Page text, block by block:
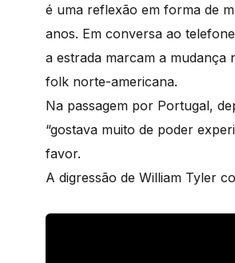
é uma reflexão em forma de
anos. Em conversa ao
a estrada marcam a mudança
folk norte-americana.
Na passagem por Portugal,
“gostava muito de poder
favor.
A digressão de William Tyler